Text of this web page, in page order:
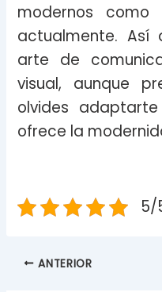
modernos como
actualmente.
arte de
visual, aunque
olvides
ofrece la
5/
ANTERIOR